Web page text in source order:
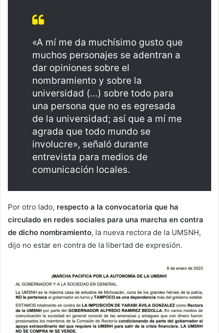
«A mí me da muchísimo gusto que
muchos personajes se adentran a
dar opiniones sobre el
nombramiento y sobre la
universidad (…) sobre todo para
una persona que no es egresada
de la universidad; así que a mí me
agrada que todo mundo se
involucre», señaló durante
entrevista para medios de
comunicación locales.
Por otro lado, respecto a la convocatoria que ha
circulado en redes sociales para una marcha en contra
de dicho nombramiento, la nueva rectora de la UMSNH,
dijo no estar en contra de la libertad de expresión.